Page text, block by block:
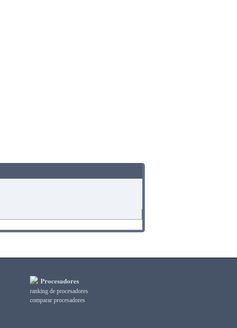
Procesadores
ranking de procesadores
comparar procesadores